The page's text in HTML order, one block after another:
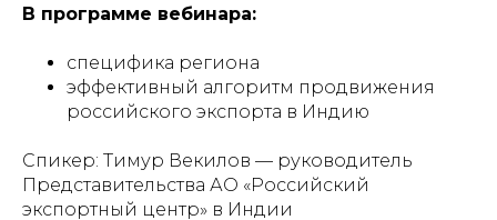
В программе вебинара:
специфика региона
эффективный алгоритм продвижения
российского экспорта в Индию
Спикер: Тимур Векилов — руководитель
Представительства АО «Российский
экспортный центр» в Индии